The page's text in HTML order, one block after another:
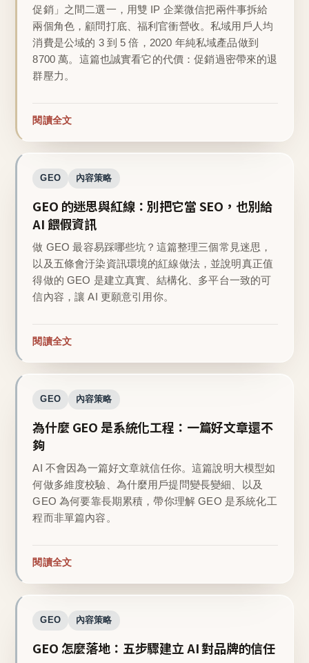
促銷」之間二選一，用雙 IP 企業微信把兩件事拆給
兩個角色，顧問打底、福利官衝營收。私域用戶人均
消費是公域的 3 到 5 倍，2020 年純私域產品做到
8700 萬。這篇也誠實看它的代價：促銷過密帶來的退
群壓力。
閱讀全文
GEO 內容策略
GEO 的迷思與紅線：別把它當 SEO，也別給
AI 餵假資訊
做 GEO 最容易踩哪些坑？這篇整理三個常見迷思，
以及五條會汙染資訊環境的紅線做法，並說明真正值
得做的 GEO 是建立真實、結構化、多平台一致的可
信內容，讓 AI 更願意引用你。
閱讀全文
GEO 內容策略
為什麼 GEO 是系統化工程：一篇好文章還不
夠
AI 不會因為一篇好文章就信任你。這篇說明大模型如
何做多維度校驗、為什麼用戶提問變長變細、以及
GEO 為何要靠長期累積，帶你理解 GEO 是系統化工
程而非單篇內容。
閱讀全文
GEO 內容策略
GEO 怎麼落地：五步驟建立 AI 對品牌的信任